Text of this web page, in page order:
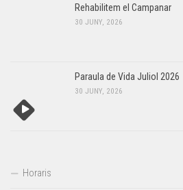
Rehabilitem el Campanar
30 JUNY, 2026
Paraula de Vida Juliol 2026
30 JUNY, 2026
Horaris